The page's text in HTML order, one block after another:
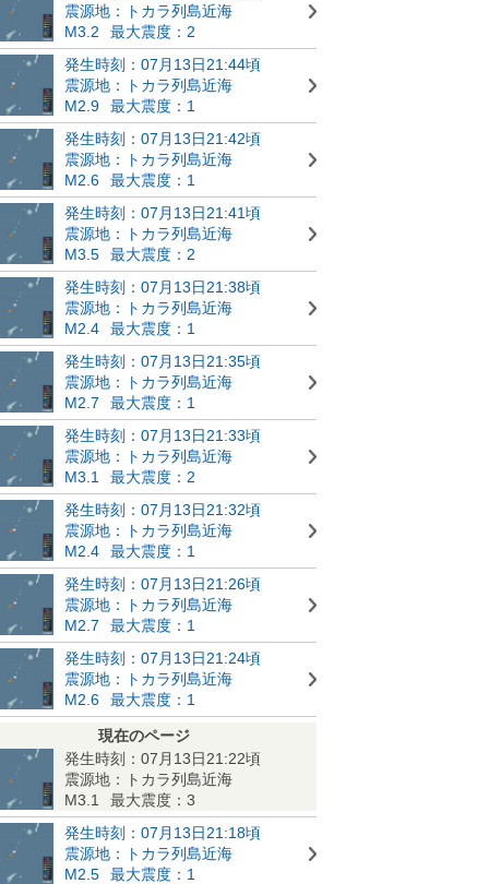
震源地：トカラ列島近海
M3.2
最大震度：2
発生時刻：07月13日21:44頃
震源地：トカラ列島近海
M2.9
最大震度：1
発生時刻：07月13日21:42頃
震源地：トカラ列島近海
M2.6
最大震度：1
発生時刻：07月13日21:41頃
震源地：トカラ列島近海
M3.5
最大震度：2
発生時刻：07月13日21:38頃
震源地：トカラ列島近海
M2.4
最大震度：1
発生時刻：07月13日21:35頃
震源地：トカラ列島近海
M2.7
最大震度：1
発生時刻：07月13日21:33頃
震源地：トカラ列島近海
M3.1
最大震度：2
発生時刻：07月13日21:32頃
震源地：トカラ列島近海
M2.4
最大震度：1
発生時刻：07月13日21:26頃
震源地：トカラ列島近海
M2.7
最大震度：1
発生時刻：07月13日21:24頃
震源地：トカラ列島近海
M2.6
最大震度：1
現在のページ
発生時刻：07月13日21:22頃
震源地：トカラ列島近海
M3.1
最大震度：3
発生時刻：07月13日21:18頃
震源地：トカラ列島近海
M2.5
最大震度：1